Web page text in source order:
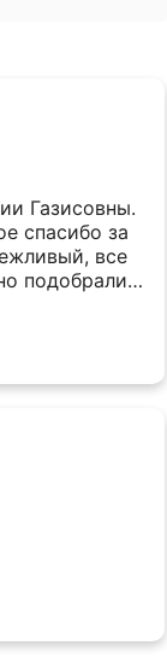
Газисовны.
спасибо за
все
подобрали